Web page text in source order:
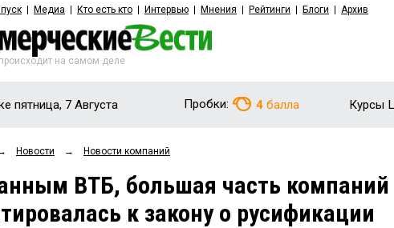
Медиа Кто есть кто Интервью Мнения Рейтинги Блоги Архив
на самом деле
пятница, 7 Августа Пробки: 4 балла Курсы
Новости → Новости компаний
ВТБ, большая часть компаний
к закону о русификации